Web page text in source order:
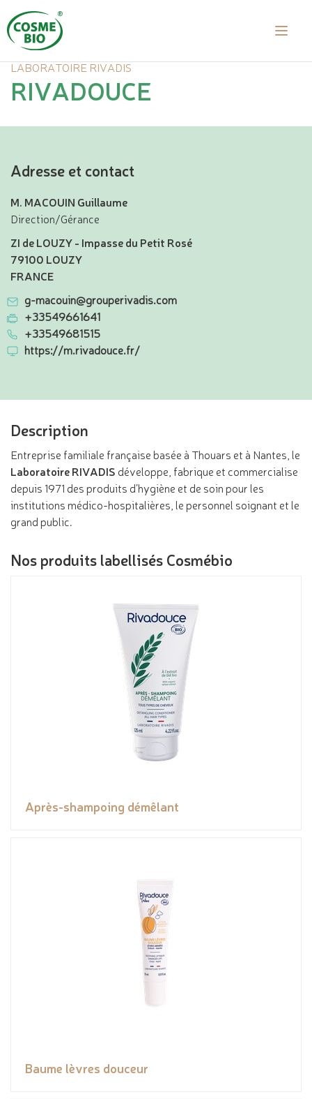
LABORATOIRE RIVADIS
RIVADOUCE
Adresse et contact
M. MACOUIN Guillaume
Direction/Gérance
ZI de LOUZY - Impasse du Petit Rosé
79100 LOUZY
FRANCE
g-macouin@grouperivadis.com
+33549661641
+33549681515
https://m.rivadouce.fr/
Description
Entreprise familiale française basée à Thouars et à Nantes, le
Laboratoire RIVADIS développe, fabrique et commercialise
depuis 1971 des produits d’hygiène et de soin pour les
institutions médico-hospitalières, le personnel soignant et le
grand public.
Nos produits labellisés Cosmébio
Après-shampoing démêlant
Baume lèvres douceur